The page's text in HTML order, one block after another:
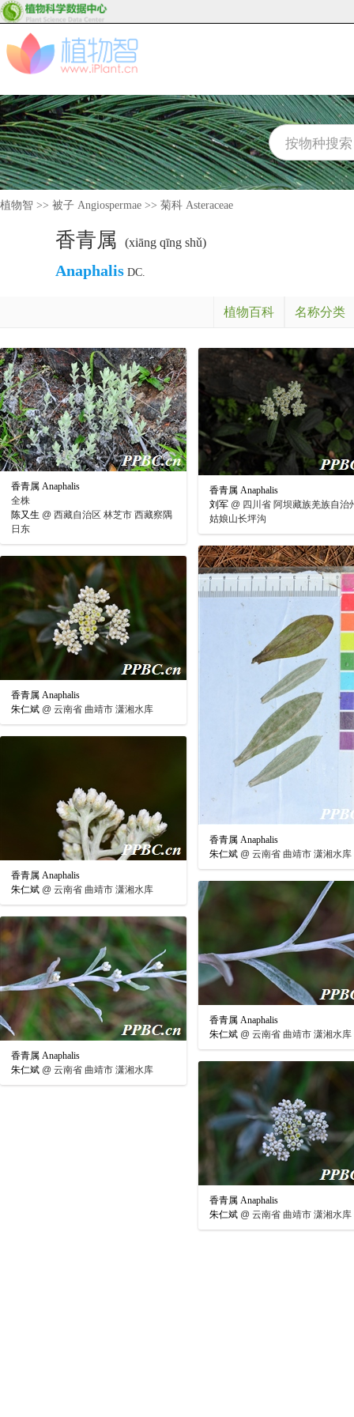
植物智 >> 被子 Angiospermae >> 菊科 Asteraceae
香青属 (xiāng qīng shǔ)
Anaphalis DC.
植物百科 名称分类
香青属 Anaphalis
全株
陈又生 @ 西藏自治区 林芝市 西藏察隅
日东
香青属 Anaphalis
刘军 @ 四川省 阿坝藏族羌族自治
姑娘山长坪沟
香青属 Anaphalis
朱仁斌 @ 云南省 曲靖市 潇湘水库
香青属 Anaphalis
朱仁斌 @ 云南省 曲靖市 潇湘水库
香青属 Anaphalis
朱仁斌 @ 云南省 曲靖市 潇湘水库
香青属 Anaphalis
朱仁斌 @ 云南省 曲靖市 潇湘水库
香青属 Anaphalis
朱仁斌 @ 云南省 曲靖市 潇湘水库
香青属 Anaphalis
朱仁斌 @ 云南省 曲靖市 潇湘水库